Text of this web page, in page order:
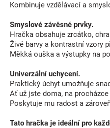
Kombinuje vzdělávací a
Smyslové závěsné prvky.
Hračka obsahuje zrcátko,
Živé barvy a kontrastní vzory
Měkká ouška a výstupky na
Univerzální uchycení.
Praktický úchyt umožňuje
Ať už jste doma, na
Poskytuje mu radost a
Tato hračka je ideální pro